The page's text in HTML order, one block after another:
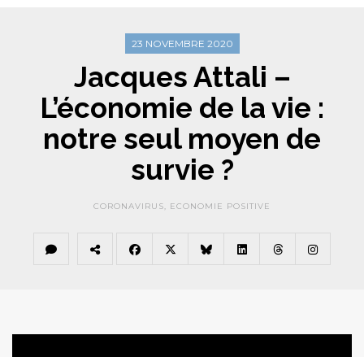
23 NOVEMBRE 2020
Jacques Attali –
L’économie de la vie :
notre seul moyen de
survie ?
CORONAVIRUS, ECONOMIE POSITIVE